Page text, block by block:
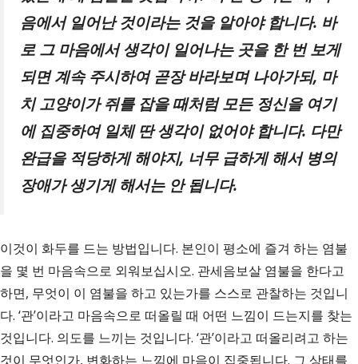
음에서 일어난 것이라는 것을 알아야 합니다. 바
로 그 마음에서 생각이 일어나는 곳을 한 번 보게
되면 계속 주시하여 곧장 바라보며 나아가되, 마
치 고양이가 쥐를 잡을 때처럼 모든 정신을 여기
에 집중하여 일체 딴 생각이 없어야 합니다. 다만
완급을 적당하게 해야지, 너무 급하게 해서 병의
장애가 생기게 해서는 안 됩니다.
이것이 화두를 드는 방법입니다. 본인이 평소에 즐겨 하는 염불
을 몇 번 마음속으로 외워보십시오. 관세음보살 염불을 한다고
하면, 무엇이 이 염불을 하고 있는가를 스스로 관찰하는 것입니
다. ‘관’이라고 마음속으로 떠올릴 때 어떤 느낌이 드는지를 찾는
것입니다. 의도를 느끼는 것입니다. ‘관’이라고 떠올리려고 하는
것이 무엇인가, 변화하는 느낌에 마음이 집중됩니다. 그 상태를